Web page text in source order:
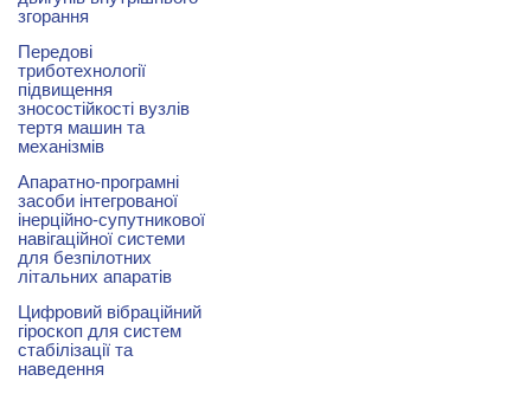
згорання
Передові
триботехнології
підвищення
зносостійкості вузлів
тертя машин та
механізмів
Апаратно-програмні
засоби інтегрованої
інерційно-супутникової
навігаційної системи
для безпілотних
літальних апаратів
Цифровий вібраційний
гіроскоп для систем
стабілізації та
наведення